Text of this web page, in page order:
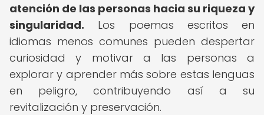
atención de las personas hacia su riqueza y
singularidad. Los poemas escritos en
idiomas menos comunes pueden despertar
curiosidad y motivar a las personas a
explorar y aprender más sobre estas lenguas
en peligro, contribuyendo así a su
revitalización y preservación.